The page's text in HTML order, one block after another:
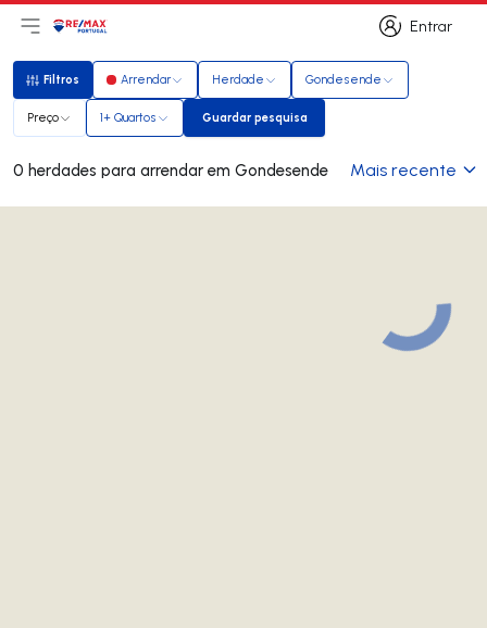
Entrar
Entrar
Abri menu principal
LogoIr para página inicial
Filtros
Filtros Arrendar Herdade Gondesende
Preço 1+ Quartos Guardar pesquisa
Guardar pesquisa
0 herdades para arrendar em Gondesende Mais recente